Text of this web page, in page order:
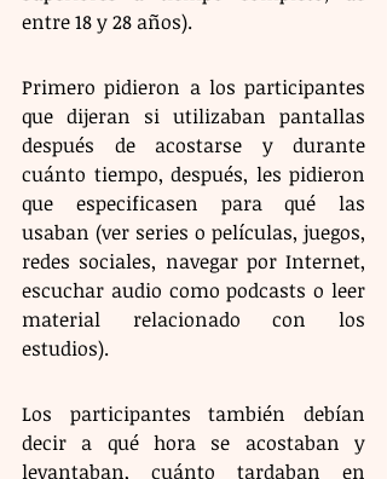
entre 18 y 28 años).
Primero pidieron a los participantes
que dijeran si utilizaban pantallas
después de acostarse y durante
cuánto tiempo, después, les pidieron
que especificasen para qué las
usaban (ver series o películas, juegos,
redes sociales, navegar por Internet,
escuchar audio como podcasts o leer
material relacionado con los
estudios).
Los participantes también debían
decir a qué hora se acostaban y
levantaban, cuánto tardaban en